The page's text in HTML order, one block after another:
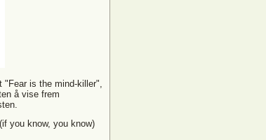
is the mind-killer",
å vise frem
you know, you know)